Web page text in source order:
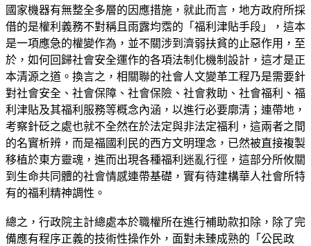
國家機器有無整全多層的因應措施，就此而言，地方政府所採
借的是權利義務不對稱且雨露均霑的「福利津貼手段」，這本
是一項應急的權變作為，並不關涉到濟弱扶貧的止惡作用，至
於，如何回歸社會安全運作的各項法制化機制設計，這才是正
本清源之道。換言之，相關聯的社會人文變革工程乃是需要針
對社會安全、社會保障、社會保險、社會救助、社會福利、福
利津貼及其福利服務等概念內涵，以進行必要廓清；連帶地，
考察針砭之處也就不全然在於法定與非法定福利，這兩者之間
的名實析辨，而是福國利民的西方文明理念，已然被直接複製
移植於東方靈魂，進而出現各種福利迷亂行徑，這部分所攸關
到生命共同體的社會情感連帶基礎，實有待建構華人社會所特
有的福利精神調性。
總之，行政院主計總處本於職權所在進行補助款扣除，除了完
備應有程序正義的技術性操作外，面對未臻成熟的「公民政